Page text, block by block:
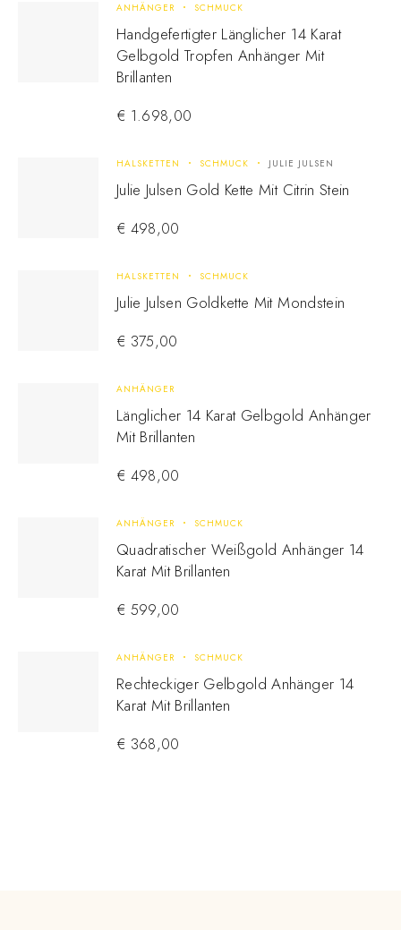
ANHÄNGER SCHMUCK
Handgefertigter Länglicher 14 Karat
Gelbgold Tropfen Anhänger Mit
Brillanten
€ 1.698,00
HALSKETTEN SCHMUCK JULIE JULSEN
Julie Julsen Gold Kette Mit Citrin Stein
€ 498,00
HALSKETTEN SCHMUCK
Julie Julsen Goldkette Mit Mondstein
€ 375,00
ANHÄNGER
Länglicher 14 Karat Gelbgold Anhänger
Mit Brillanten
€ 498,00
ANHÄNGER SCHMUCK
Quadratischer Weißgold Anhänger 14
Karat Mit Brillanten
€ 599,00
ANHÄNGER SCHMUCK
Rechteckiger Gelbgold Anhänger 14
Karat Mit Brillanten
€ 368,00